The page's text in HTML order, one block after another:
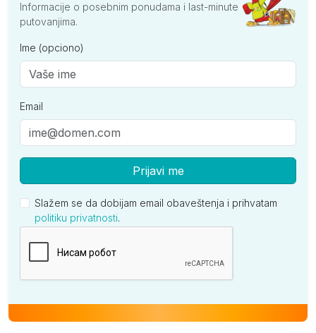
Informacije o posebnim ponudama i last-minute
putovanjima.
Ime (opciono)
Email
Prijavi me
Slažem se da dobijam email obaveštenja i prihvatam
politiku privatnosti.